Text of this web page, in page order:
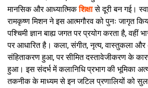
मानसिक और आध्यात्मिकशिक्षा से दूरी बन गई।
रामकृष्ण मिशन ने इस आत्मगौरव को पुनः जागृत
पश्चिमी ज्ञान बाह्य जगत पर प्रयोग करता है, वहीं
पर आधारित है। कला, संगीत, नृत्य, वास्तुकला और
संहिताकरण हुआ, पर सीमित दस्तावेजीकरण के
हुआ। इस संदर्भ में कलानिधि प्रभाग की भूमिका
तकनीक के माध्यम से इन जटिल प्रणालियों को